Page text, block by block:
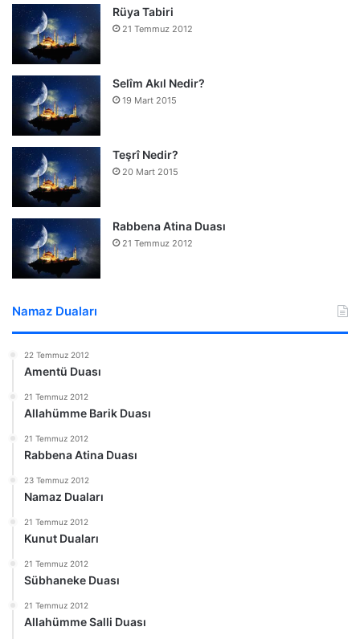
Rüya Tabiri
21 Temmuz 2012
Selîm Akıl Nedir?
19 Mart 2015
Teşrî Nedir?
20 Mart 2015
Rabbena Atina Duası
21 Temmuz 2012
Namaz Duaları
22 Temmuz 2012
Amentü Duası
21 Temmuz 2012
Allahümme Barik Duası
21 Temmuz 2012
Rabbena Atina Duası
23 Temmuz 2012
Namaz Duaları
21 Temmuz 2012
Kunut Duaları
21 Temmuz 2012
Sübhaneke Duası
21 Temmuz 2012
Allahümme Salli Duası